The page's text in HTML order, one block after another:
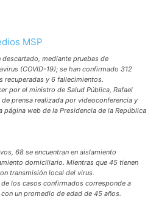
descartado, mediante pruebas de
(COVID-19); se han confirmado 312
recuperadas y 6 fallecimientos.
por el ministro de Salud Pública, Rafael
de prensa realizada por videoconferencia y
web de la Presidencia de la República
68 se encuentran en aislamiento
domiciliario. Mientras que 45 tienen
transmisión local del virus.
los casos confirmados corresponde a
un promedio de edad de 45 años.